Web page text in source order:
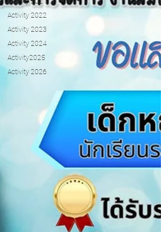
Activity 2022
Activity 2023
Activity 2024
Activity2025
Activity 2026